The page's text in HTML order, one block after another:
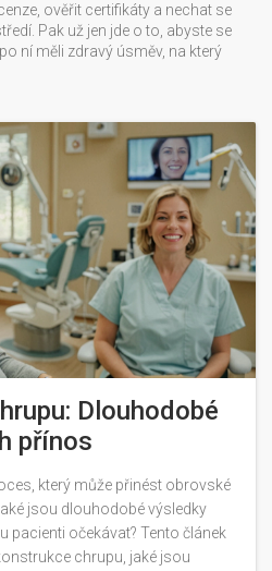
ověřit certifikáty a nechat se
Pak už jen jde o to, abyste se
ní měli zdravý úsměv, na který
Dlouhodobé
přínos
který může přinést obrovské
jsou dlouhodobé výsledky
očekávat? Tento článek
chrupu, jaké jsou